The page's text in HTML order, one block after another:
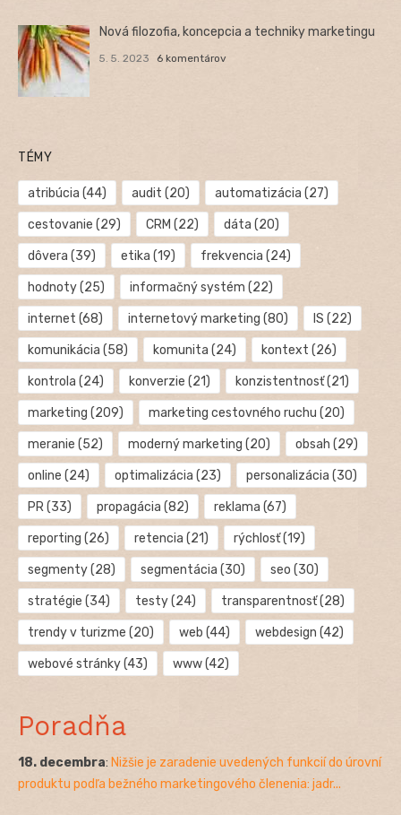
Nová filozofia, koncepcia a techniky marketingu
5. 5. 2023 6 komentárov
TÉMY
atribúcia (44) audit (20) automatizácia (27)
cestovanie (29) CRM (22) dáta (20)
dôvera (39) etika (19) frekvencia (24)
hodnoty(25) informačný systém (22)
internet (68) internetový marketing (80) IS (22)
komunikácia (58) komunita (24) kontext (26)
kontrola (24) konverzie (21) konzistentnosť(21)
marketing (209) marketing cestovného ruchu (20)
meranie (52) moderný marketing (20) obsah (29)
online (24) optimalizácia (23) personalizácia (30)
PR(33) propagácia (82) reklama (67)
reporting (26) retencia (21) rýchlosť(19)
segmenty(28) segmentácia (30) seo (30)
stratégie (34) testy(24) transparentnosť(28)
trendy v turizme (20) web (44) webdesign (42)
webové stránky(43) www(42)
Poradňa
18. decembra: Nižšie je zaradenie uvedených funkcií do úrovní
produktu podľa bežného marketingového členenia: jadr...